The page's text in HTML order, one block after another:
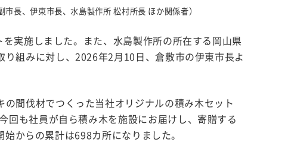
市長、伊東市長、水島製作所 松村所長 ほか関係者）
実施しました。また、水島製作所の所在する岡山県
組みに対し、2026年2月10日、倉敷市の伊東市長よ
間伐材でつくった当社オリジナルの積み木セット
回も社員が自ら積み木を施設にお届けし、寄贈する
からの累計は698カ所になりました。